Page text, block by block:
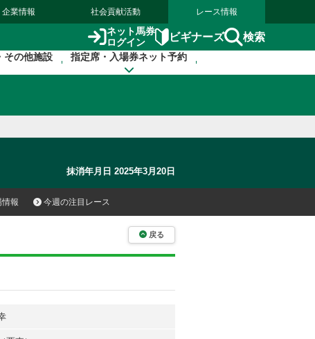
企業情報 社会貢献活動 レース情報
ネット馬券
ログイン
ビギナーズ 検索
その他施設 指定席・入場券ネット予約
抹消年月日 2025年3月20日
情報 今週の注目レース
戻る